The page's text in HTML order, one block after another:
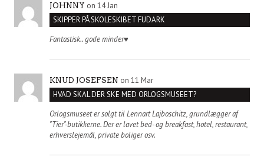
JOHNNY on 14 Jan
SKIPPER PÅ SKOLESKIBET FUDARK
Fantastisk.. gode minder♥️
KNUD JOSEFSEN on 11 Mar
HVAD SKAL DER SKE MED ORLOGSMUSEET?
Orlogsmuseet er solgt til Lennart Lajboschitz, grundlægger af
"Tier"-butikkerne. Der er lavet bed- og breakfast, hotel, restaurant,
erhverslejemål, private boliger osv.